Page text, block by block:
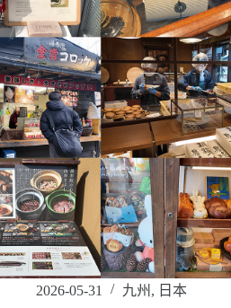
2026-05-31 九州 , 日本